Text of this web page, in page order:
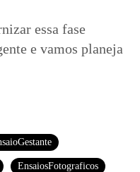
essa fase
e vamos planeja
EnsaiosFotograficos